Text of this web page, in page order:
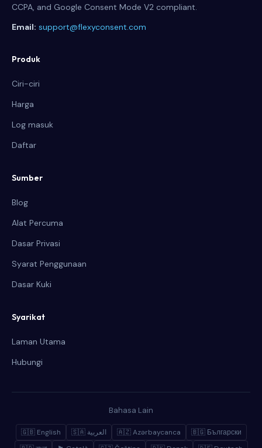
CCPA, and Google Consent Mode V2 compliant.
Email: support@flexyconsent.com
Produk
Ciri-ciri
Harga
Log masuk
Daftar
Sumber
Blog
Alat Percuma
Dasar Privasi
Syarat Penggunaan
Dasar Kuki
Syarikat
Laman Utama
Hubungi
Bahasa Lain
🇬🇧 English 🇸🇦 العربية 🇦🇿 Azərbaycanca
🇧🇬 Български